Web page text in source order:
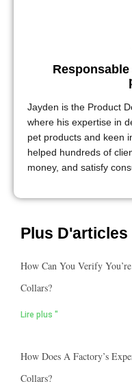
Jayden is the Product
where his expertise in
pet products and keen
helped hundreds of
money, and satisfy
Plus D'articles
How Can You Verify
Collars?
Lire plus "
How Does A Factory’s
Collars?